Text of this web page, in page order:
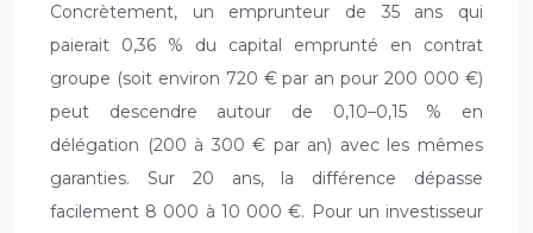
Concrètement, un emprunteur de 35 ans qui
paierait 0,36 % du capital emprunté en contrat
groupe (soit environ 720 € par an pour 200 000 €)
peut descendre autour de 0,10–0,15 % en
délégation (200 à 300 € par an) avec les mêmes
garanties. Sur 20 ans, la différence dépasse
facilement 8 000 à 10 000 €. Pour un investisseur